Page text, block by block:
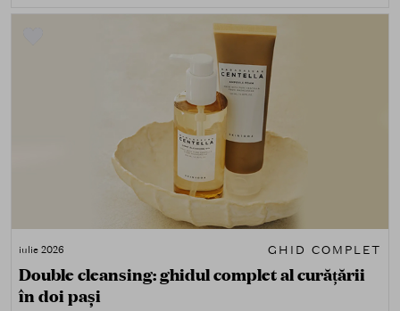
iulie 2026 GHID COMPLET
Double cleansing: ghidul complet al curățării
în doi pași